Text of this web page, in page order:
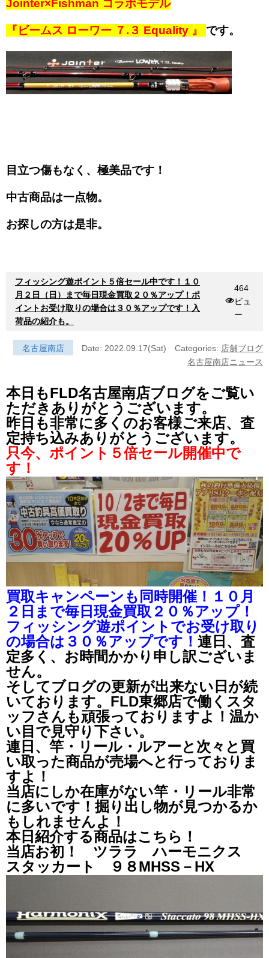
Jointer×Fishman コラボモデル
『ビームス ローワー ７.３ Equality 』 です。
目立つ傷もなく、極美品です！
中古商品は一点物。
お探しの方は是非。
フィッシング遊ポイント５倍セール中です！１０
月２日（日）まで毎日現金買取２０％アップ！ポ
イントお受け取りの場合は３０％アップです！入
荷品の紹介も。
464
ビュ
ー
名古屋南店 Date: 2022.09.17(Sat) Categories: 店舗ブログ
名古屋南店ニュース
本日もFLD名古屋南店ブログをご覧い
ただきありがとうございます。
昨日も非常に多くのお客様ご来店、査
定持ち込みありがとうございます。
只今、ポイント５倍セール開催中で
す！
買取キャンペーンも同時開催！１０月
２日まで毎日現金買取２０％アップ！
フィッシング遊ポイントでお受け取り
の場合は３０％アップです！ 連日、査
定多く、お時間かかり申し訳ございま
せん。
そしてブログの更新が出来ない日が続
いております。FLD東郷店で働くスタ
ッフさんも頑張っておりますよ！温か
い目で見守り下さい。
連日、竿・リール・ルアーと次々と買
い取った商品が売場へと行っておりま
すよ！
当店にしか在庫がない竿・リール非常
に多いです！掘り出し物が見つかるか
もしれませんよ！
本日紹介する商品はこちら！
当店お初！ ツララ ハーモニクス
スタッカート ９８MHSS－HX